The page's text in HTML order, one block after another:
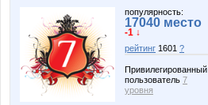
популярность:
17040 место
-1 ↓
рейтинг 1601 ?
Привилегированный
пользователь 7
уровня